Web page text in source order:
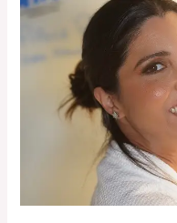
Especialista
Tratamentos
Manchas